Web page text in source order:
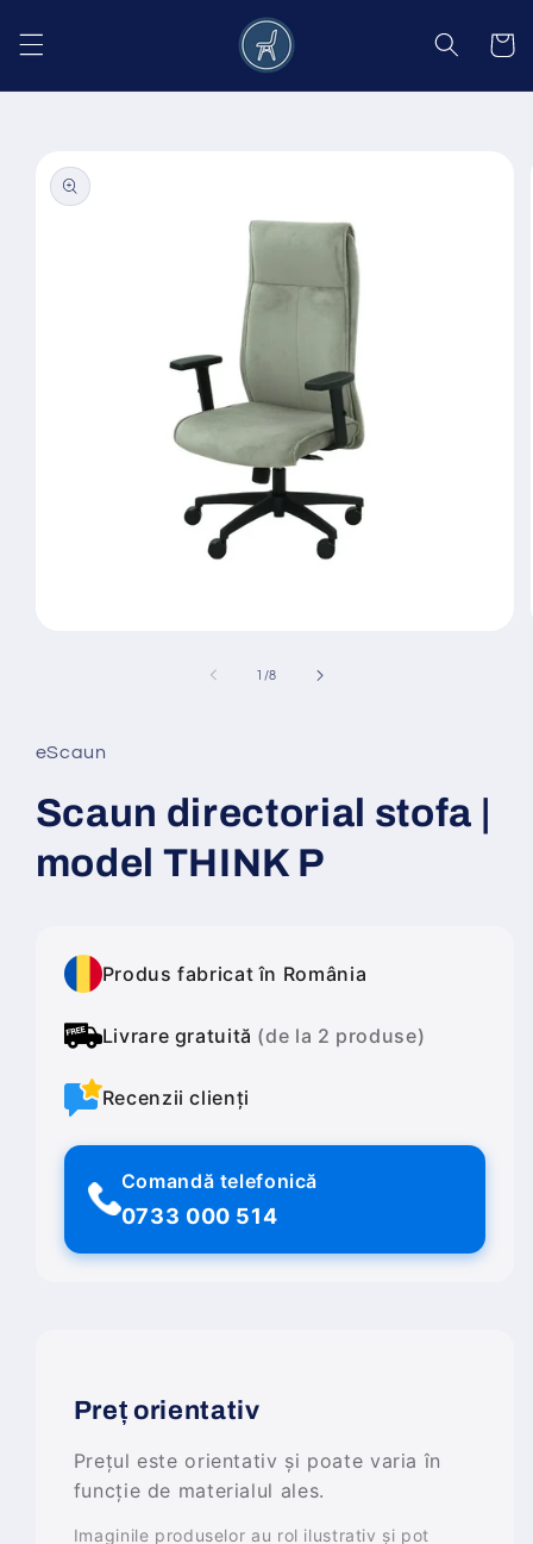
conținut
Coș
informațiile
despre
produs
fereastră
modală
1 /din
8
eScaun
Scaun directorial stofa |
model THINK P
Produs fabricat în România
Livrare gratuită (de la 2 produse)
Recenzii clienți
Comandă telefonică
0733 000 514
Preț orientativ
Prețul este orientativ și poate varia în
funcție de materialul ales.
Imaginile produselor au rol ilustrativ și pot